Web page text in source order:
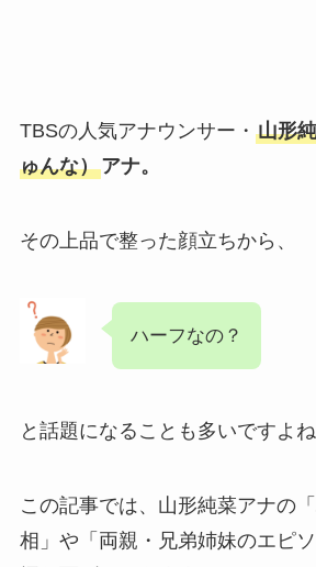
TBSの人気アナウンサー・ 山形
ゅんな）アナ。
その上品で整った顔立ちから、
ハーフなの？
と話題になることも多いですよね
この記事では、山形純菜アナの
相」や「両親・兄弟姉妹のエピ